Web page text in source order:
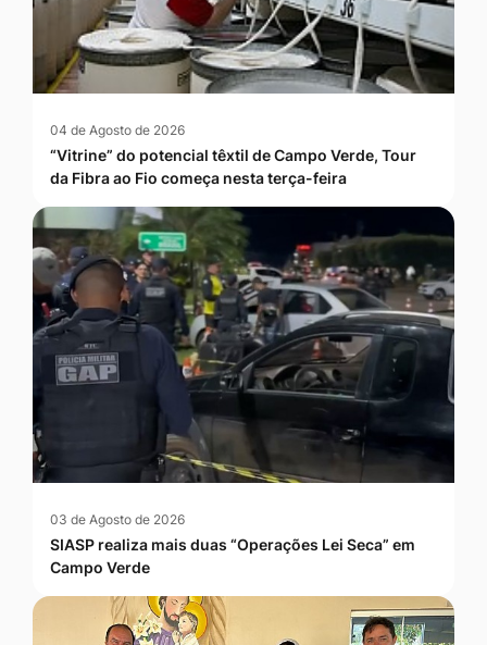
04 de Agosto de 2026
“Vitrine” do potencial têxtil de Campo Verde, Tour
da Fibra ao Fio começa nesta terça-feira
03 de Agosto de 2026
SIASP realiza mais duas “Operações Lei Seca” em
Campo Verde